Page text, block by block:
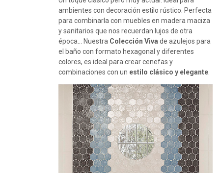
ambientes con decoración estilo rústico. Perfecta
para combinarla con muebles en madera maciza
y sanitarios que nos recuerdan lujos de otra
época… Nuestra Colección Viva de azulejos para
el baño con formato hexagonal y diferentes
colores, es ideal para crear cenefas y
combinaciones con un estilo clásico y elegante.